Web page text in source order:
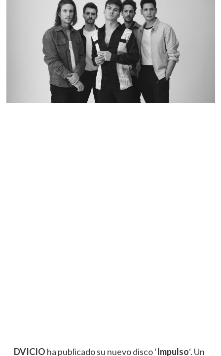
DVICIO ha publicado su nuevo disco ‘Impulso‘. Un